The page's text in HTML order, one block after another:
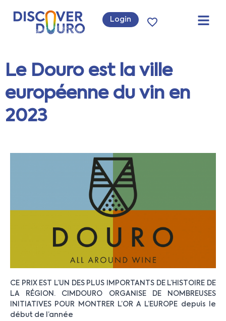
Login
Le Douro est la ville
européenne du vin en
2023
CE PRIX EST L’UN DES PLUS IMPORTANTS DE L’HISTOIRE DE
LA RÉGION. CIMDOURO ORGANISE DE NOMBREUSES
INITIATIVES POUR MONTRER L’OR A L’EUROPE depuis le
début de l’année